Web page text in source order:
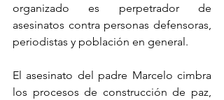
organizado es perpetrador de
asesinatos contra personas defensoras,
periodistas y población en general.
El asesinato del padre Marcelo cimbra
los procesos de construcción de paz,